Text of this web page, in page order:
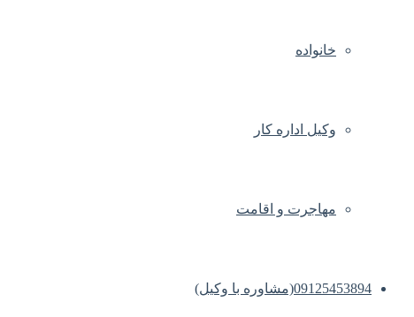
خانواده
وکیل اداره کار
مهاجرت و اقامت
09125453894(مشاوره با وکیل)